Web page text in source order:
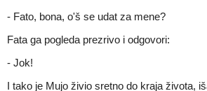
- Fato, bona, o'š se udat za mene?
Fata ga pogleda prezrivo i odgovori:
- Jok!
I tako je Mujo živio sretno do kraja života,